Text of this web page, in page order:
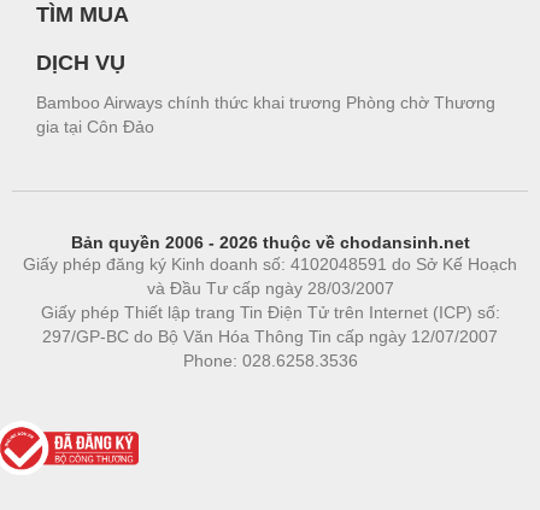
TÌM MUA
DỊCH VỤ
Bamboo Airways chính thức khai trương Phòng chờ Thương
gia tại Côn Đảo
Bản quyền 2006 - 2026 thuộc về chodansinh.net
Giấy phép đăng ký Kinh doanh số: 4102048591 do Sở Kế Hoạch
và Đầu Tư cấp ngày 28/03/2007
Giấy phép Thiết lập trang Tin Điện Tử trên Internet (ICP) số:
297/GP-BC do Bộ Văn Hóa Thông Tin cấp ngày 12/07/2007
Phone: 028.6258.3536